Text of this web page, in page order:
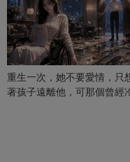
重生一次，她不要愛情，只
著孩子遠離他，可那個曾經